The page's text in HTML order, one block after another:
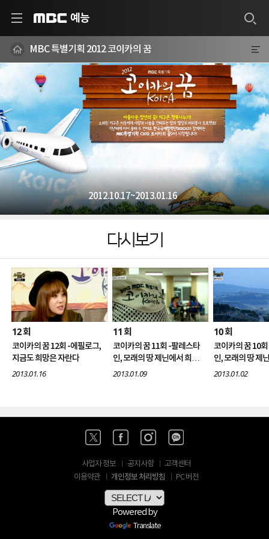
예능
MBC 특별기획 2012 코이카의 꿈
2012.10.17~2013.01.16
다시보기
12회
코이카의 꿈 12회 -에필로그,
지금도 희망은 자란다
2013.01.16
11회
코이카의 꿈 11회 -팔레스타
인, 모래의 땅 제닌에서 희망
을 보듬다Ⅱ
2013.01.09
10회
코이카의 꿈 10
인, 모래의 땅 제
을 보듬다Ⅰ
2013.01.02
사업자 정보 공지사항
고객센터
이용약관
개인정보 처리방침 PC 버전
Powered by
Translate